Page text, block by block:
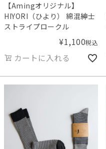
【Amingオリジナル】
HIYORI（ひより） 綿混紳士
ストライプロークル
¥1,100税込
カートに入れる